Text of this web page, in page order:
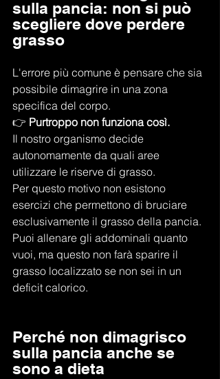
sulla pancia: non si può
scegliere dove perdere
grasso
L'errore più comune è pensare che sia
possibile dimagrire in una zona
specifica del corpo.
👉 Purtroppo non funziona così.
Il nostro organismo decide
autonomamente da quali aree
utilizzare le riserve di grasso.
Per questo motivo non esistono
esercizi che permettono di bruciare
esclusivamente il grasso della pancia.
Puoi allenare gli addominali quanto
vuoi, ma questo non farà sparire il
grasso localizzato se non sei in un
deficit calorico.
Perché non dimagrisco
sulla pancia anche se
sono a dieta